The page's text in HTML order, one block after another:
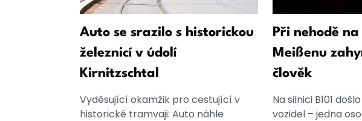
Auto se srazilo s historickou
železnicí v údolí
Kirnitzschtal
Vyděsující okamžik pro cestující v
historické tramvaji: Auto náhle
Při nehodě
Meißenu
člověk
Na silnici B101
vozidel – jedna